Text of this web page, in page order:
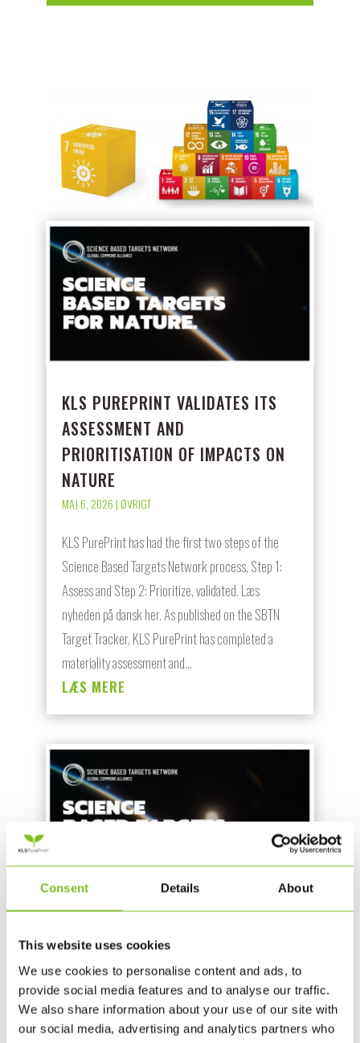
Consent Details About
This website uses cookies
We use cookies to personalise content and ads, to
provide social media features and to analyse our traffic.
We also share information about your use of our site with
our social media, advertising and analytics partners who
KLS PUREPRINT VALIDATES ITS
ASSESSMENT AND
PRIORITISATION OF IMPACTS ON
NATURE
MAJ 6, 2026|ØVRIGT
KLS PurePrint has had the first two steps of the
Science Based Targets Network process, Step 1:
Assess and Step 2: Prioritize, validated. Læs
nyheden på dansk her. As published on the SBTN
Target Tracker, KLS PurePrint has completed a
materiality assessment and...
LÆS MERE
KORTLÆGNING OG PRIORITERING
AF SINE NATURPÅVIRKNINGER
MAJ 6, 2026| ØVRIGT